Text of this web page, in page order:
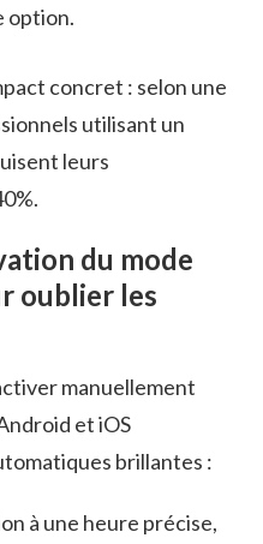
option.
concret : selon une
utilisant un
leurs
du mode
oublier les
manuellement
et iOS
brillantes :
à une heure précise,